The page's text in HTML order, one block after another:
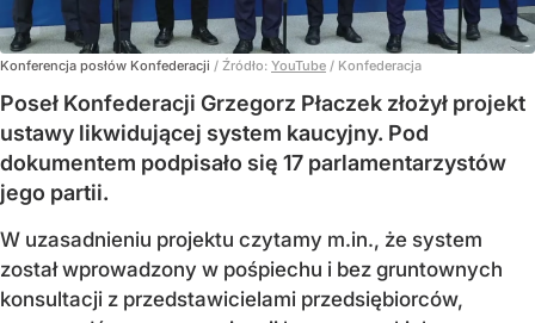
Konferencja posłów Konfederacji / Źródło: YouTube / Konfederacja
Poseł Konfederacji Grzegorz Płaczek złożył projekt
ustawy likwidującej system kaucyjny. Pod
dokumentem podpisało się 17 parlamentarzystów
jego partii.
W uzasadnieniu projektu czytamy m.in., że system
został wprowadzony w pośpiechu i bez gruntownych
konsultacji z przedstawicielami przedsiębiorców,